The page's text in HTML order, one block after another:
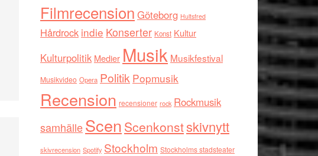
Filmrecension Göteborg Hultsfred
Hårdrock indie Konserter Konst Kultur
Kulturpolitik Medier Musik Musikfestival
Musikvideo Opera Politik Popmusik
Recension recensioner rock Rockmusik
samhälleScen Scenkonstskivnytt
skivrecension Spotify Stockholm Stockholms stadsteater